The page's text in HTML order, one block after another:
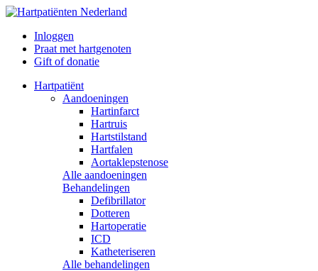
Inloggen
Praat met hartgenoten
Gift of donatie
Hartpatiënt
Aandoeningen
Hartinfarct
Hartruis
Hartstilstand
Hartfalen
Aortaklepstenose
Alle aandoeningen
Behandelingen
Defibrillator
Dotteren
Hartoperatie
ICD
Katheteriseren
Alle behandelingen